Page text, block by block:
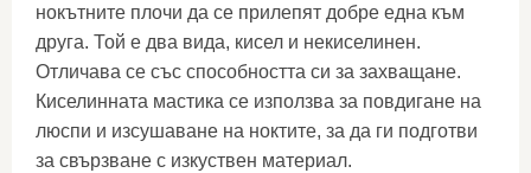
нокътните плочи да се прилепят добре една към
друга. Той е два вида, кисел и некиселинен.
Отличава се със способността си за захващане.
Киселинната мастика се използва за повдигане на
люспи и изсушаване на ноктите, за да ги подготви
за свързване с изкуствен материал.